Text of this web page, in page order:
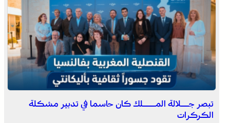
عامل إقليم الفقيه بن صالح يترأس الاحتفال باليوم الوطني
للمغاربة المقيمين بالخارج
تبصر جــلالة المـــلك كان حاسما في تدبير مشكلة
الكركرات